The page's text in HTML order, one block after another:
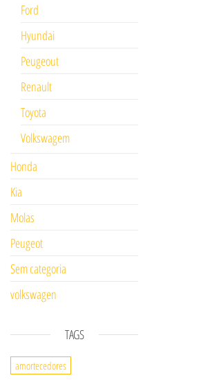
Ford
Hyundai
Peugeout
Renault
Toyota
Volkswagem
Honda
Kia
Molas
Peugeot
Sem categoria
volkswagen
TAGS
amortecedores